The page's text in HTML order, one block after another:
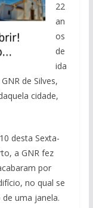
22
an
os
de
ida
de Silves,
cidade,
desta Sexta-
a GNR fez
por
no qual se
uma janela.